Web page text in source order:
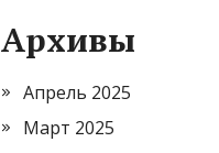
Архивы
Апрель 2025
Март 2025